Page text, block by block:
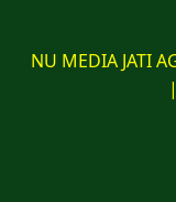
NU MEDIA JATI
|